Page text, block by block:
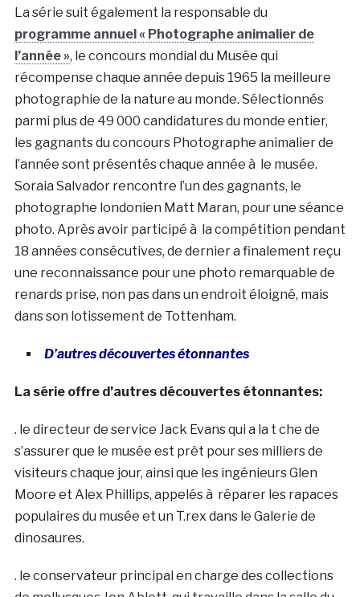
La série suit également la responsable du
programme annuel « Photographe animalier de
l’année », le concours mondial du Musée qui
récompense chaque année depuis 1965 la meilleure
photographie de la nature au monde. Sélectionnés
parmi plus de 49 000 candidatures du monde entier,
les gagnants du concours Photographe animalier de
l’année sont présentés chaque année à le musée.
Soraia Salvador rencontre l’un des gagnants, le
photographe londonien Matt Maran, pour une séance
photo. Après avoir participé à la compétition pendant
18 années consécutives, de dernier a finalement reçu
une reconnaissance pour une photo remarquable de
renards prise, non pas dans un endroit éloigné, mais
dans son lotissement de Tottenham.
D’autres découvertes étonnantes
La série offre d’autres découvertes étonnantes:
. le directeur de service Jack Evans qui a la t che de
s’assurer que le musée est prêt pour ses milliers de
visiteurs chaque jour, ainsi que les ingénieurs Glen
Moore et Alex Phillips, appelés à réparer les rapaces
populaires du musée et un T.rex dans le Galerie de
dinosaures.
. le conservateur principal en charge des collections